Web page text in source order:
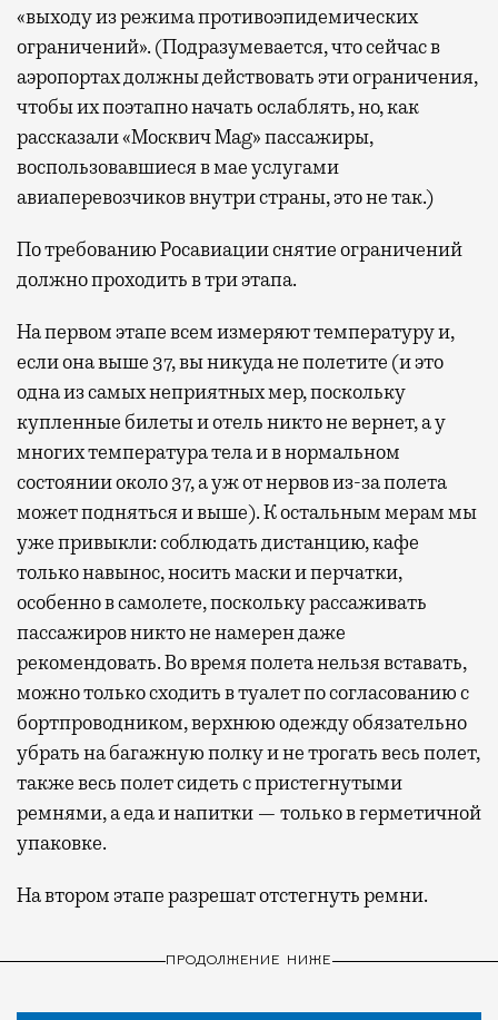
«выходу из режима противоэпидемических
ограничений». (Подразумевается, что сейчас в
аэропортах должны действовать эти ограничения,
чтобы их поэтапно начать ослаблять, но, как
рассказали «Москвич Mag» пассажиры,
воспользовавшиеся в мае услугами
авиаперевозчиков внутри страны, это не так.)
По требованию Росавиации снятие ограничений
должно проходить в три этапа.
На первом этапе всем измеряют температуру и,
если она выше 37, вы никуда не полетите (и это
одна из самых неприятных мер, поскольку
купленные билеты и отель никто не вернет, а у
многих температура тела и в нормальном
состоянии около 37, а уж от нервов из-за полета
может подняться и выше). К остальным мерам мы
уже привыкли: соблюдать дистанцию, кафе
только навынос, носить маски и перчатки,
особенно в самолете, поскольку рассаживать
пассажиров никто не намерен даже
рекомендовать. Во время полета нельзя вставать,
можно только сходить в туалет по согласованию с
бортпроводником, верхнюю одежду обязательно
убрать на багажную полку и не трогать весь полет,
также весь полет сидеть с пристегнутыми
ремнями, а еда и напитки — только в герметичной
упаковке.
На втором этапе разрешат отстегнуть ремни.
ПРОДОЛЖЕНИЕ НИЖЕ